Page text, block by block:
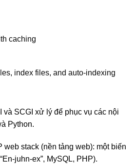
caching
index files, and auto-indexing
và SCGI xử lý để phục vụ các nội
Python.
web stack (nền tảng web): một biến
juhn-ex”, MySQL, PHP).